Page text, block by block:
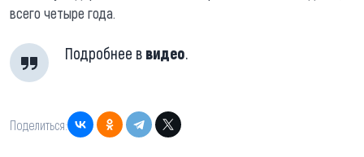
всего четыре года.
Подробнее в видео.
Поделиться: